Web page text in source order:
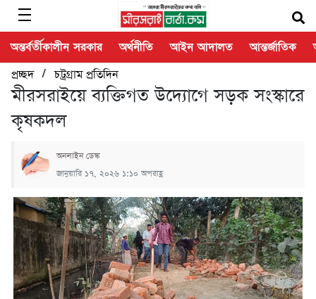
অন্তর্বর্তীকালীন সরকার অর্থনীতি আইন আদালত আন্তর্জাতিক
প্রচ্ছদ/চট্রগ্রাম প্রতিদিন
মীরসরাইয়ে ব্যক্তিগত উদ্যোগে সড়ক সংস্কারে
কৃষকদল
অনলাইন ডেস্ক
জানুয়ারি ১৭, ২০২৬ ১:১০ অপরাহ্ণ